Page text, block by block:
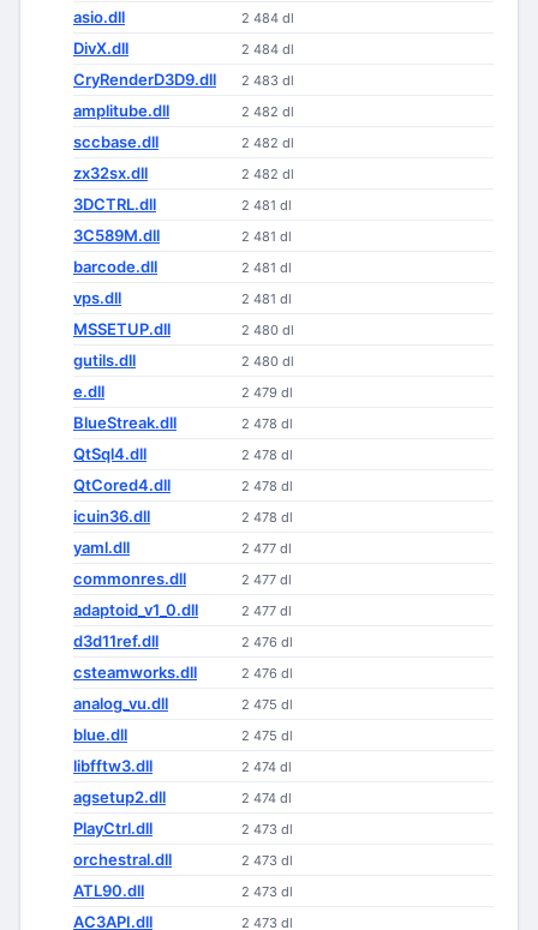
asio.dll 2 484 dl
DivX.dll 2 484 dl
CryRenderD3D9.dll 2 483 dl
amplitube.dll 2 482 dl
sccbase.dll 2 482 dl
zx32sx.dll 2 482 dl
3DCTRL.dll 2 481 dl
3C589M.dll 2 481 dl
barcode.dll 2 481 dl
vps.dll 2 481 dl
MSSETUP.dll 2 480 dl
gutils.dll 2 480 dl
e.dll 2 479 dl
BlueStreak.dll 2 478 dl
QtSql4.dll 2 478 dl
QtCored4.dll 2 478 dl
icuin36.dll 2 478 dl
yaml.dll 2 477 dl
commonres.dll 2 477 dl
adaptoid_v1_0.dll 2 477 dl
d3d11ref.dll 2 476 dl
csteamworks.dll 2 476 dl
analog_vu.dll 2 475 dl
blue.dll 2 475 dl
libfftw3.dll 2 474 dl
agsetup2.dll 2 474 dl
PlayCtrl.dll 2 473 dl
orchestral.dll 2 473 dl
ATL90.dll 2 473 dl
AC3API.dll 2 473 dl